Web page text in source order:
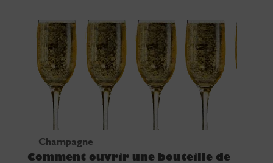
Champagne
Comment ouvrir une bouteille de